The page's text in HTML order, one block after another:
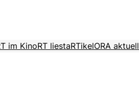
im KinoRT liestaRTikelORA aktuell